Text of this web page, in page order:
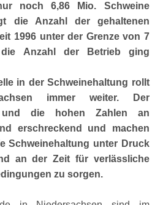
noch 6,86 Mio. Schweine
die Anzahl der gehaltenen
1996 unter der Grenze von 7
Anzahl der Betrieb ging
in der Schweinehaltung rollt
immer weiter. Der
und die hohen Zahlen an
erschreckend und machen
Schweinehaltung unter Druck
an der Zeit für verlässliche
zu sorgen.